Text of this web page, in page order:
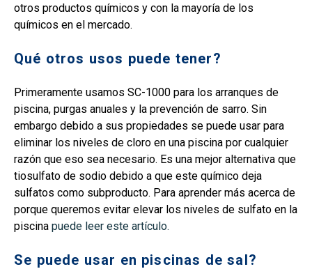
otros productos químicos y con la mayoría de los
químicos en el mercado.
Qué otros usos puede tener?
Primeramente usamos SC-1000 para los arranques de
piscina, purgas anuales y la prevención de sarro. Sin
embargo debido a sus propiedades se puede usar para
eliminar los niveles de cloro en una piscina por cualquier
razón que eso sea necesario. Es una mejor alternativa que
tiosulfato de sodio debido a que este químico deja
sulfatos como subproducto. Para aprender más acerca de
porque queremos evitar elevar los niveles de sulfato en la
piscina puede leer este artículo.
Se puede usar en piscinas de sal?